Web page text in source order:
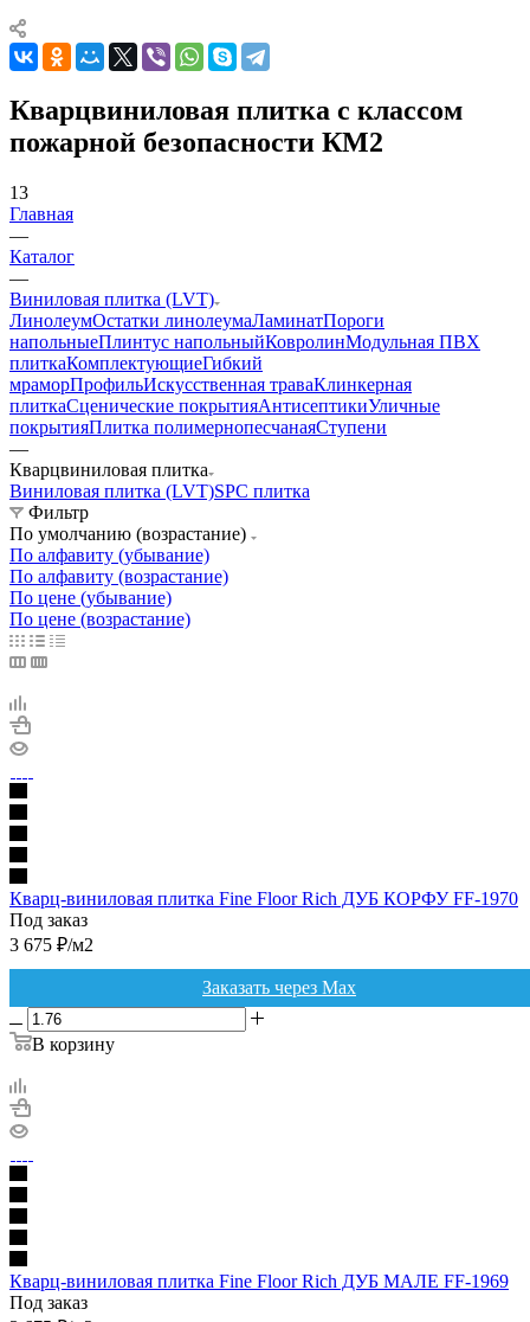
Кварцвиниловая плитка с классом
пожарной безопасности КМ2
13
Главная
—
Каталог
—
Виниловая плитка (LVT)
ЛинолеумОстатки линолеумаЛаминатПороги
напольныеПлинтус напольныйКовролинМодульная ПВХ
плиткаКомплектующиеГибкий
мраморПрофильИскусственная траваКлинкерная
плиткаСценические покрытияАнтисептикиУличные
покрытияПлитка полимернопесчанаяСтупени
—
Кварцвиниловая плитка
Виниловая плитка (LVT)SPC плитка
Фильтр
По умолчанию (возрастание)
По алфавиту (убывание)
По алфавиту (возрастание)
По цене (убывание)
По цене (возрастание)
Кварц-виниловая плитка Fine Floor Rich ДУБ КОРФУ FF-1970
Под заказ
3 675 ₽/м2
Заказать через Max
В корзину
Кварц-виниловая плитка Fine Floor Rich ДУБ МАЛЕ FF-1969
Под заказ